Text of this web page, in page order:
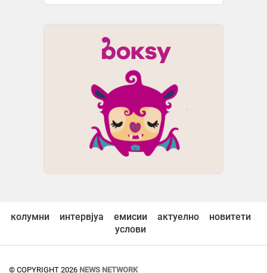
колумни интервјуа емисии актуелно
новитети
услови
© COPYRIGHT 2026 NEWS NETWORK